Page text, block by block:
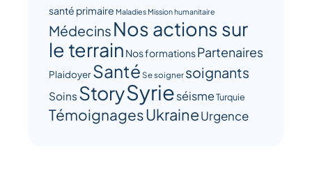
santé primaire Maladies Mission humanitaire
Médecins Nos actions sur
le terrain Nos formationsPartenaires
PlaidoyerSanté Se soigner soignants
Soins StorySyrieséismeTurquie
TémoignagesUkraineUrgence